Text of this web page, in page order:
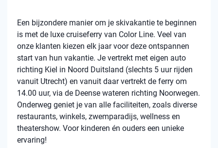
Een bijzondere manier om je skivakantie te beginnen
is met de luxe cruiseferry van Color Line. Veel van
onze klanten kiezen elk jaar voor deze ontspannen
start van hun vakantie. Je vertrekt met eigen auto
richting Kiel in Noord Duitsland (slechts 5 uur rijden
vanuit Utrecht) en vanuit daar vertrekt de ferry om
14.00 uur, via de Deense wateren richting Noorwegen.
Onderweg geniet je van alle faciliteiten, zoals diverse
restaurants, winkels, zwemparadijs, wellness en
theatershow. Voor kinderen én ouders een unieke
ervaring!